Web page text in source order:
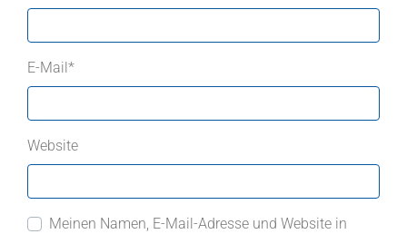
E-Mail*
Website
Meinen Namen, E-Mail-Adresse und Website in